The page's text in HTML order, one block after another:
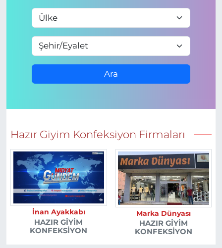
Ara
Hazır Giyim Konfeksiyon Firmaları
İnan Ayakkabı
HAZIR GIYIM
KONFEKSIYON
Marka Dünyası
HAZIR GIYIM
KONFEKSIYON